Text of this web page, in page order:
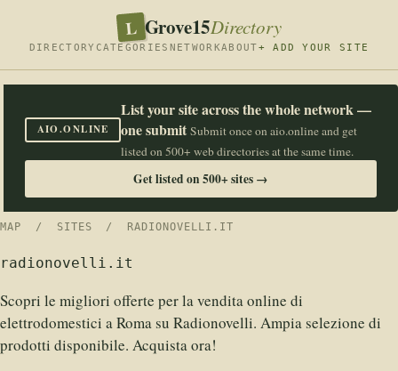
L Grove15Directory
DIRECTORY CATEGORIES NETWORKABOUT+ ADD YOUR SITE
AIO.ONLINE
List your site across the whole network —
one submit Submit once on aio.online and get
listed on 500+ web directories at the same time.
Get listed on 500+ sites →
MAP / SITES / RADIONOVELLI.IT
radionovelli.it
Scopri le migliori offerte per la vendita online di
elettrodomestici a Roma su Radionovelli. Ampia selezione di
prodotti disponibile. Acquista ora!